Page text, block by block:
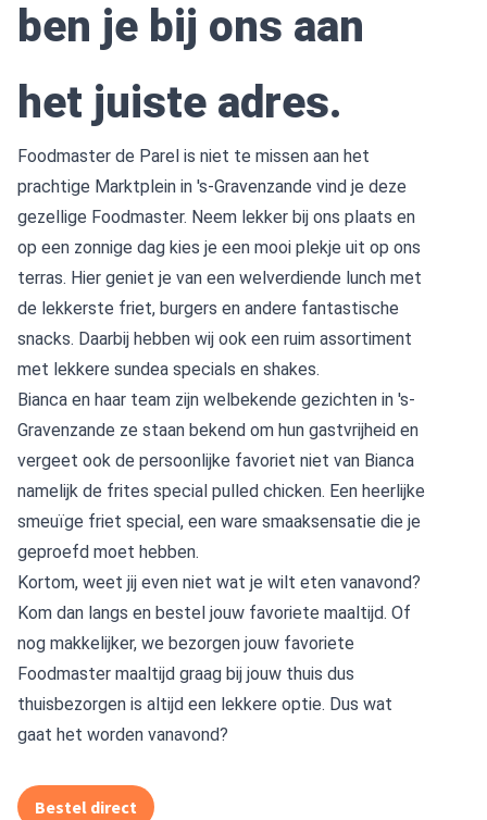
ben je bij ons aan
het juiste adres.
Foodmaster de Parel is niet te missen aan het
prachtige Marktplein in 's-Gravenzande vind je deze
gezellige Foodmaster. Neem lekker bij ons plaats en
op een zonnige dag kies je een mooi plekje uit op ons
terras. Hier geniet je van een welverdiende lunch met
de lekkerste friet, burgers en andere fantastische
snacks. Daarbij hebben wij ook een ruim assortiment
met lekkere sundea specials en shakes.
Bianca en haar team zijn welbekende gezichten in 's-
Gravenzande ze staan bekend om hun gastvrijheid en
vergeet ook de persoonlijke favoriet niet van Bianca
namelijk de frites special pulled chicken. Een heerlijke
smeuïge friet special, een ware smaaksensatie die je
geproefd moet hebben.
Kortom, weet jij even niet wat je wilt eten vanavond?
Kom dan langs en bestel jouw favoriete maaltijd. Of
nog makkelijker, we bezorgen jouw favoriete
Foodmaster maaltijd graag bij jouw thuis dus
thuisbezorgen is altijd een lekkere optie. Dus wat
gaat het worden vanavond?
Bestel direct